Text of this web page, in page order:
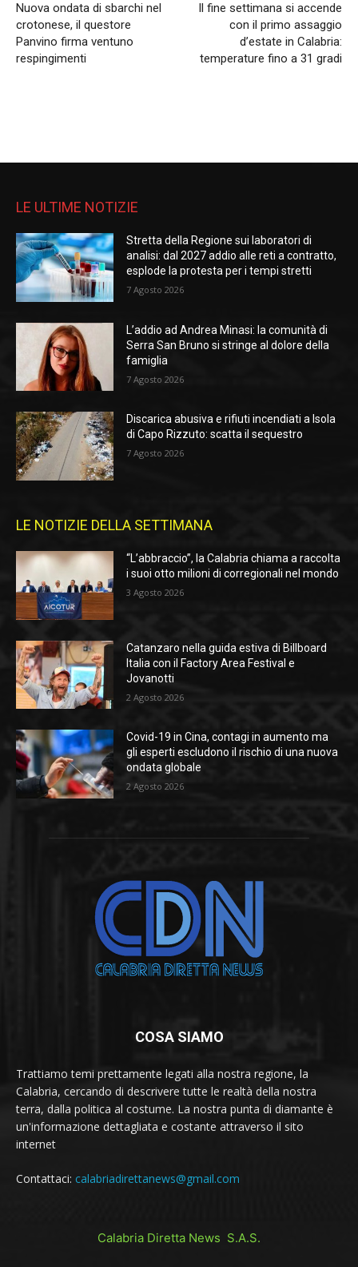
Nuova ondata di sbarchi nel
crotonese, il questore
Panvino firma ventuno
respingimenti
Il fine settimana si accende
con il primo assaggio
d’estate in Calabria:
temperature fino a 31 gradi
LE ULTIME NOTIZIE
Stretta della Regione sui laboratori di
analisi: dal 2027 addio alle reti a contratto,
esplode la protesta per i tempi stretti
7 Agosto 2026
L’addio ad Andrea Minasi: la comunità di
Serra San Bruno si stringe al dolore della
famiglia
7 Agosto 2026
Discarica abusiva e rifiuti incendiati a Isola
di Capo Rizzuto: scatta il sequestro
7 Agosto 2026
LE NOTIZIE DELLA SETTIMANA
“L’abbraccio”, la Calabria chiama a raccolta
i suoi otto milioni di corregionali nel mondo
3 Agosto 2026
Catanzaro nella guida estiva di Billboard
Italia con il Factory Area Festival e
Jovanotti
2 Agosto 2026
Covid-19 in Cina, contagi in aumento ma
gli esperti escludono il rischio di una nuova
ondata globale
2 Agosto 2026
COSA SIAMO
Trattiamo temi prettamente legati alla nostra regione, la
Calabria, cercando di descrivere tutte le realtà della nostra
terra, dalla politica al costume. La nostra punta di diamante è
un'informazione dettagliata e costante attraverso il sito
internet
Contattaci: calabriadirettanews@gmail.com
Calabria Diretta News S.A.S.